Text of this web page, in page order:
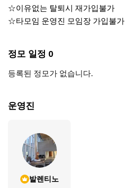
☆이유없는 탈퇴시 재가입불가
☆타모임 운영진 모임장 가입불가
정모 일정 0
등록된 정모가 없습니다.
운영진
발렌티노